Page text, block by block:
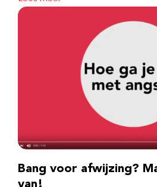
Bang voor afwijzing?
van!